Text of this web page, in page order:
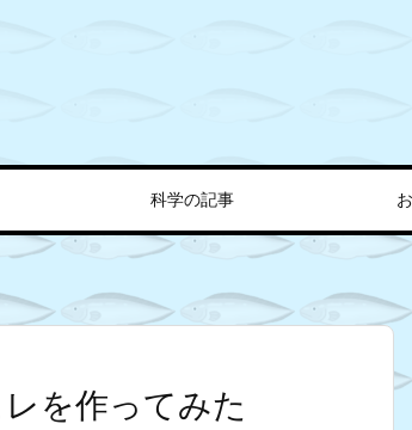
科学の記事
を作ってみた